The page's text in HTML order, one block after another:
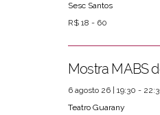
Sesc Santos
R$ 18 - 60
Mostra MABS
6 agosto 26 | 19:30 -
Teatro Guarany